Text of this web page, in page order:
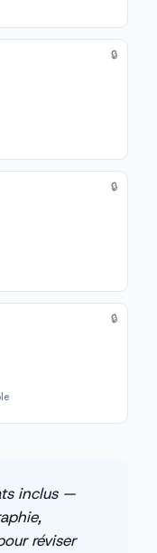
🔒
🔒
🔒
inclus —
réviser